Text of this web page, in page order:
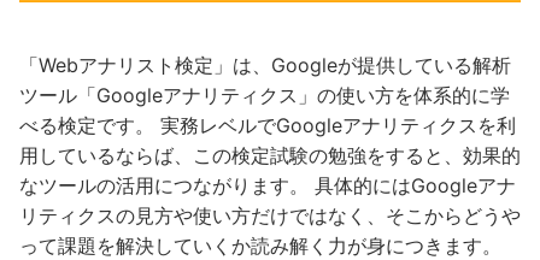
「Webアナリスト検定」は、Googleが提供している解析
ツール「Googleアナリティクス」の使い方を体系的に学
べる検定です。 実務レベルでGoogleアナリティクスを利
用しているならば、この検定試験の勉強をすると、効果的
なツールの活用につながります。 具体的にはGoogleアナ
リティクスの見方や使い方だけではなく、そこからどうや
って課題を解決していくか読み解く力が身につきます。